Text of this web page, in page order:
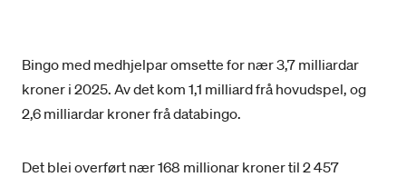
Bingo med medhjelpar omsette for nær 3,7 milliardar
kroner i 2025. Av det kom 1,1 milliard frå hovudspel, og
2,6 milliardar kroner frå databingo.
Det blei overført nær 168 millionar kroner til 2 457